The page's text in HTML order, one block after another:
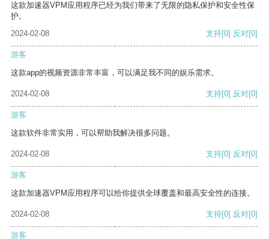
这款加速器VPM应用程序已经为我们带来了无限的隐私保护和安全性保
护。
2024-02-08
支持[0] 反对[0]
游客
这款app的视频资源非常丰富，可以满足我不同的娱乐需求。
2024-02-08 支持[0] 反对[0]
游客
这款软件非常实用，可以帮助我解决很多问题。
2024-02-08 支持[0] 反对[0]
游客
这款加速器VPM应用程序可以给你提供全球覆盖和最高安全性的连接。
2024-02-08 支持[0] 反对[0]
游客